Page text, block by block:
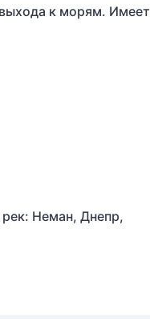
к морям. Имеет
Неман, Днепр,